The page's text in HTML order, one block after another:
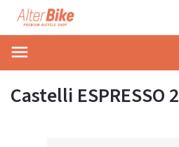
Castelli ESPRESSO 2